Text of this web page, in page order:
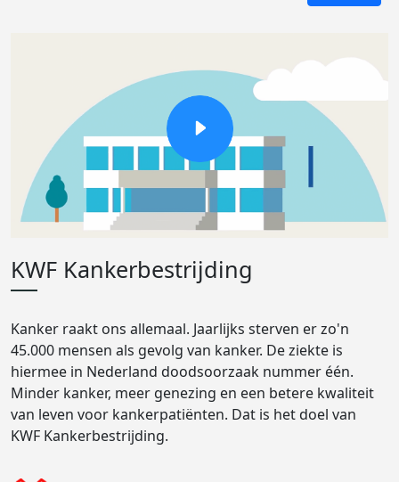
KWF Kankerbestrijding
Kanker raakt ons allemaal. Jaarlijks sterven er zo'n
45.000 mensen als gevolg van kanker. De ziekte is
hiermee in Nederland doodsoorzaak nummer één.
Minder kanker, meer genezing en een betere kwaliteit
van leven voor kankerpatiënten. Dat is het doel van
KWF Kankerbestrijding.